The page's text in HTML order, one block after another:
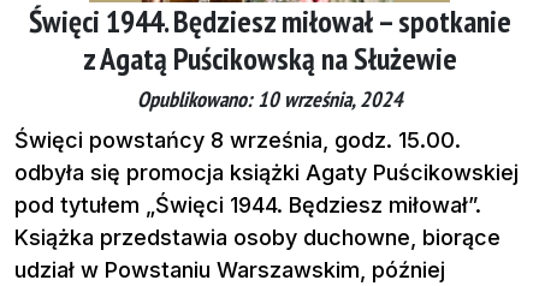
Święci 1944. Będziesz miłował – spotkanie
z Agatą Puścikowską na Służewie
Opublikowano: 10 września, 2024
Święci powstańcy 8 września, godz. 15.00.
odbyła się promocja książki Agaty Puścikowskiej
pod tytułem „Święci 1944. Będziesz miłował”.
Książka przedstawia osoby duchowne, biorące
udział w Powstaniu Warszawskim, później